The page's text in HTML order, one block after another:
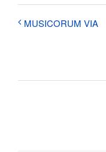
MUSICORUM VIA